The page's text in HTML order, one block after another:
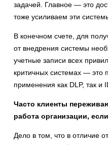
задачей. Главное — это
тоже усиливаем эти
В конечном счете, для
от внедрения системы
учетные записи всех
критичных системах — это
применения как DLP, так и
Часто клиенты
работа организации,
Дело в том, что в отличие